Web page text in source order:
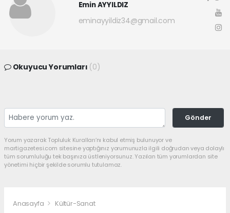
Emin AYYILDIZ
eminayyildiz34@gmail.com
Okuyucu Yorumları (0)
Gönder
Yorum yazarak Topluluk Kuralları’nı kabul etmiş bulunuyor ve
martigazetesi.com sitesine yaptığınız yorumunuzla ilgili doğrudan veya dolaylı
tüm sorumluluğu tek başınıza üstleniyorsunuz. Yazılan tüm yorumlardan site
yönetimi hiçbir şekilde sorumlu tutulamaz.
Anasayfa Kültür-Sanat